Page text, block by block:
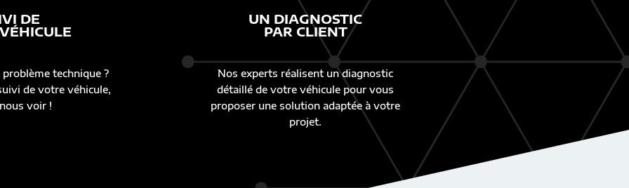
DE
technique ?
de votre véhicule,
voir !
UN DIAGNOSTIC
PAR CLIENT
Nos experts réalisent un diagnostic
détaillé de votre véhicule pour vous
proposer une solution adaptée à votre
projet.